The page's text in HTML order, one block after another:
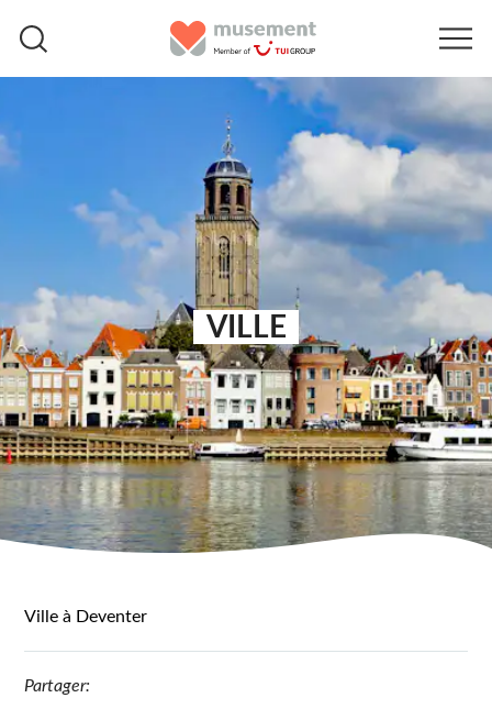
VILLE
Ville à Deventer
Partager: